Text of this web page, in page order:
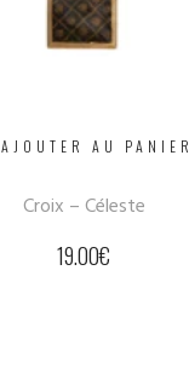
AJOUTER AU PANIER
Croix – Céleste
19.00€